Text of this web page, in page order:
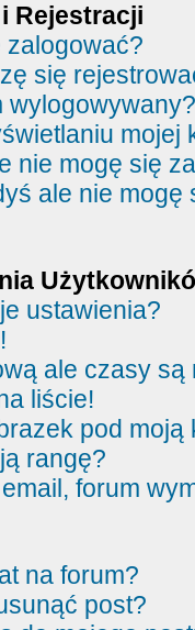
Rejestracji
zalogować?
się
wylogowywany?
nie mogę się
ale nie mogę
ustawienia?
ale czasy są
liście!
pod moją
rangę?
forum
na forum?
post?